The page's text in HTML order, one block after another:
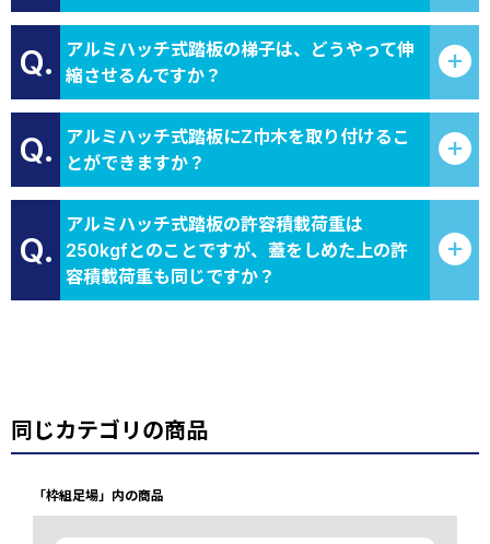
Q.
アルミハッチ式踏板の梯子は、どうやって伸
縮させるんですか？
Q.
アルミハッチ式踏板にZ巾木を取り付けるこ
とができますか？
Q.
アルミハッチ式踏板の許容積載荷重は
250kgfとのことですが、蓋をしめた上の許
容積載荷重も同じですか？
同じカテゴリの商品
「枠組足場」内の商品